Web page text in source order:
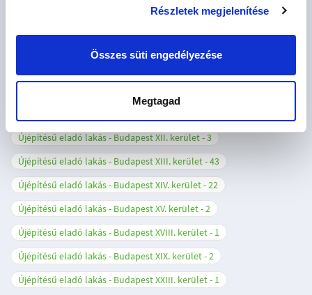
Részletek megjelenítése
Összes süti engedélyezése
Megtagad
Újépítésű eladó lakás - Budapest VII. kerület
5
Újépítésű eladó lakás - Budapest XII. kerület 3
Újépítésű eladó lakás - Budapest XIII. kerület 43
Újépítésű eladó lakás - Budapest XIV. kerület 22
Újépítésű eladó lakás - Budapest XV. kerület 2
Újépítésű eladó lakás - Budapest XVIII. kerület
1
Újépítésű eladó lakás - Budapest XIX. kerület 2
Újépítésű eladó lakás - Budapest XXIII. kerület
1